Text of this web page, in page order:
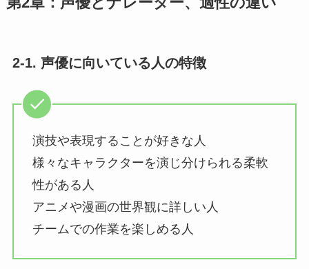
2-1. 声優に向いている人の特徴
演技や表現することが好きな人
様々なキャラクターを演じ分けられる柔軟
性がある人
アニメや漫画の世界観に詳しい人
チームでの作業を楽しめる人